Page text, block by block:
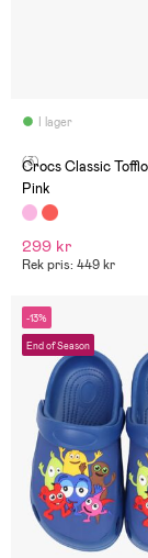
I lager
(3)
Crocs Classic
Pink
299 kr
Rek pris: 449 kr
-13%
End of Season